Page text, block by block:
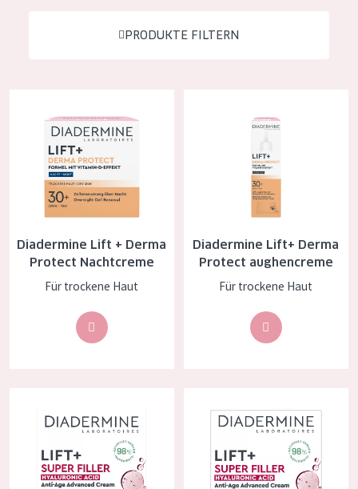
Hautregeneration
Hautstraffung
PRODUKTTYP
Nachtcreme
Augencreme
Reinigung
Essentials
Lift+
Expert
Greek
PRODUKTE FILTERN
Diadermine Lift + Derma
Protect Nachtcreme
Für trockene Haut
Diadermine Lift+ Derma
Protect aughencreme
Für trockene Haut